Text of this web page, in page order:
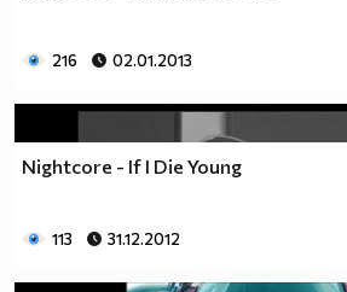
216 02.01.2013
Nightcore - If I Die Young
113 31.12.2012